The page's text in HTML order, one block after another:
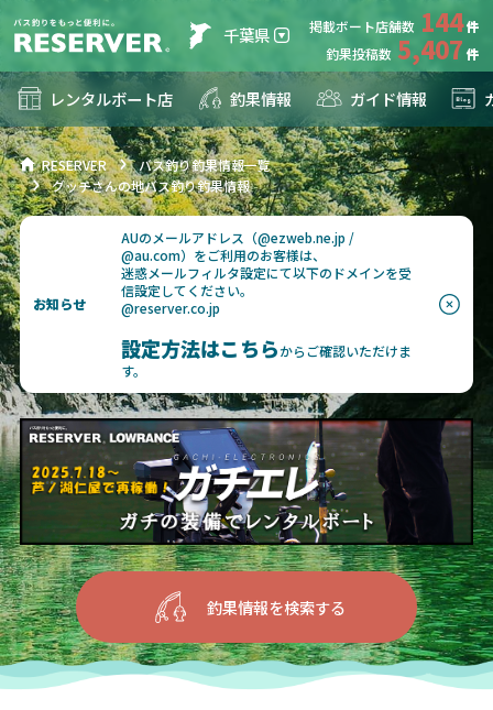
千葉県 掲載ボート店舗数 144
釣果投稿数 5,407
レンタルボート店 釣果情報 ガイド情報
RESERVER
バス釣り釣果情報一覧
グッチさんの地バス釣り釣果情報
お知らせ
AUのメールアドレス（@ezweb.ne.jp /
@au.com）をご利用のお客様は、
迷惑メールフィルタ設定にて以下のドメインを受
信設定してください。
@reserver.co.jp
設定方法はこちらからご確認いただけま
す。
釣果情報を検索する